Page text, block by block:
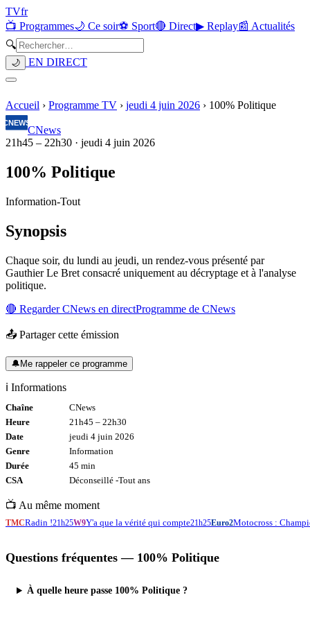
TVfr
📺 Programmes🌙 Ce soir⚽ Sport🔴 Direct▶ Replay📰 Actualités
🔍
🌙 EN DIRECT
Accueil › Programme TV › jeudi 4 juin 2026 › 100% Politique
CNews
21h45 – 22h30 · jeudi 4 juin 2026
100% Politique
Information-Tout
Synopsis
Chaque soir, du lundi au jeudi, un rendez-vous présenté par
Gauthier Le Bret consacré uniquement au décryptage et à l'analyse
politique.
🔴 RegarderCNews en directProgramme de CNews
📤 Partager cette émission
🔔Me rappeler ce programme
ℹ️ Informations
Chaîne
CNews
Heure
21h45 – 22h30
Date
jeudi 4 juin 2026
Genre
Information
Durée
45 min
CSA
Déconseillé -Tout ans
📺 Au même moment
TMCRadin !21h25W9Y'a que la vérité qui compte21h25Euro2Motocross :
Questions fréquentes — 100% Politique
À quelle heure passe 100% Politique ?